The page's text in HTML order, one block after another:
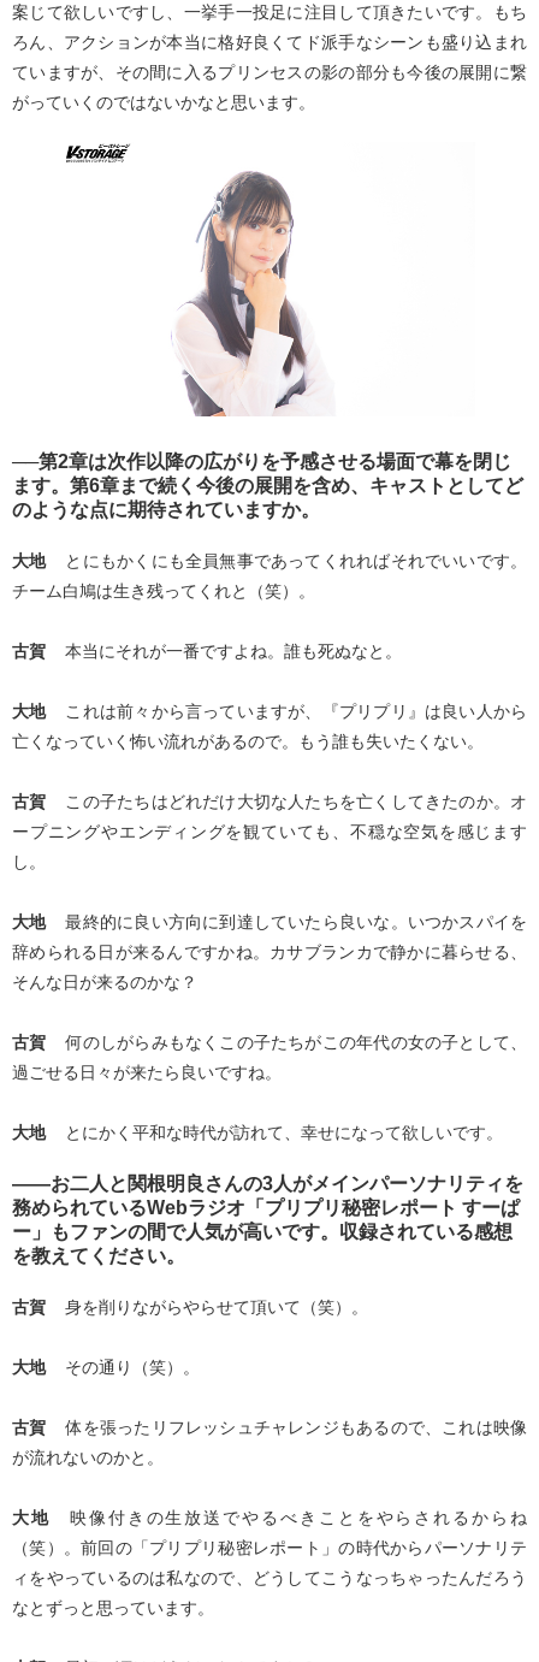
案じて欲しいですし、一挙手一投足に注目して頂きたいです。もち
ろん、アクションが本当に格好良くてド派手なシーンも盛り込まれ
ていますが、その間に入るプリンセスの影の部分も今後の展開に繋
がっていくのではないかなと思います。
──第2章は次作以降の広がりを予感させる場面で幕を閉じ
ます。第6章まで続く今後の展開を含め、キャストとしてど
のような点に期待されていますか。
大地
とにもかくにも全員無事であってくれればそれでいいです。
チーム白鳩は生き残ってくれと（笑）。
古賀 本当にそれが一番ですよね。誰も死ぬなと。
大地
これは前々から言っていますが、『プリプリ』は良い人から
亡くなっていく怖い流れがあるので。もう誰も失いたくない。
古賀
この子たちはどれだけ大切な人たちを亡くしてきたのか。オ
ープニングやエンディングを観ていても、不穏な空気を感じます
し。
大地
最終的に良い方向に到達していたら良いな。いつかスパイを
辞められる日が来るんですかね。カサブランカで静かに暮らせる、
そんな日が来るのかな？
古賀
何のしがらみもなくこの子たちがこの年代の女の子として、
過ごせる日々が来たら良いですね。
大地 とにかく平和な時代が訪れて、幸せになって欲しいです。
――お二人と関根明良さんの3人がメインパーソナリティを
務められているWebラジオ「プリプリ秘密レポート すーぱ
ー」もファンの間で人気が高いです。収録されている感想
を教えてください。
古賀 身を削りながらやらせて頂いて（笑）。
大地 その通り（笑）。
古賀
体を張ったリフレッシュチャレンジもあるので、これは映像
が流れないのかと。
大地
映像付きの生放送でやるべきことをやらされるからね
（笑）。前回の「プリプリ秘密レポート」の時代からパーソナリテ
ィをやっているのは私なので、どうしてこうなっちゃったんだろう
なとずっと思っています。